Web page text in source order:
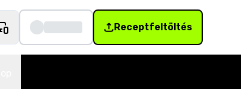
Receptfeltöltés